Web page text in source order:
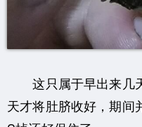
这只属于早出来几
天才将肚脐收好，期间